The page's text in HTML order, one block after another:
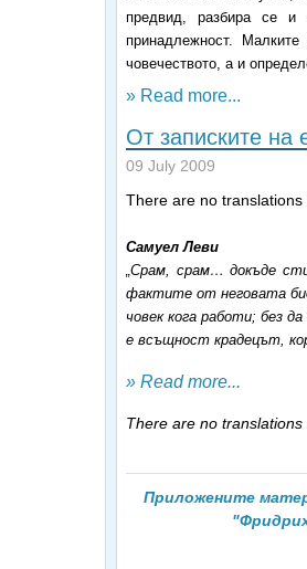
предвид, разбира се и
принадлежност.
човечеството, а и
» Read more...
От записките на
09 July 2009
There are no translations
Самуел Леви
„Срам, срам… докъде
фактите от неговата
човек кога работи; без
е всъщност крадецът,
» Read more...
There are no translations
Приложените